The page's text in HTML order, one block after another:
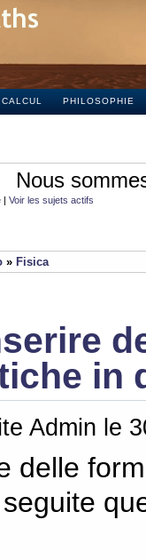
CALCUL PHILOSOPHIE
Nous
| Voir les sujets actifs
» Fisica
in
Admin le
delle